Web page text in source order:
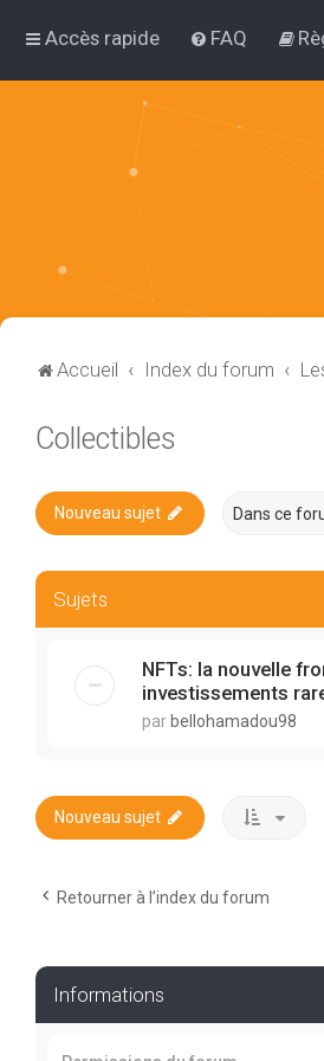
Accès rapide FAQ
Accueil Index du forum
Collectibles
Nouveau sujet
Sujets
NFTs: la nouvelle
investissements
par bellohamadou98
Nouveau sujet
Retourner à l’index du forum
Informations